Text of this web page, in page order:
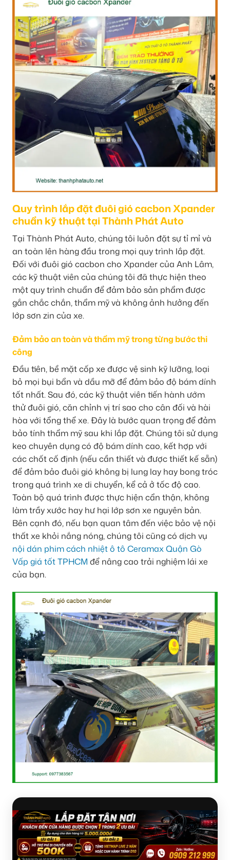
Quy trình lắp đặt đuôi gió cacbon Xpander
chuẩn kỹ thuật tại Thành Phát Auto
Tại Thành Phát Auto, chúng tôi luôn đặt sự tỉ mỉ và
an toàn lên hàng đầu trong mọi quy trình lắp đặt.
Đối với đuôi gió cacbon cho Xpander của Anh Lâm,
các kỹ thuật viên của chúng tôi đã thực hiện theo
một quy trình chuẩn để đảm bảo sản phẩm được
gắn chắc chắn, thẩm mỹ và không ảnh hưởng đến
lớp sơn zin của xe.
Đảm bảo an toàn và thẩm mỹ trong từng bước thi
công
Đầu tiên, bề mặt cốp xe được vệ sinh kỹ lưỡng, loại
bỏ mọi bụi bẩn và dầu mỡ để đảm bảo độ bám dính
tốt nhất. Sau đó, các kỹ thuật viên tiến hành ướm
thử đuôi gió, căn chỉnh vị trí sao cho cân đối và hài
hòa với tổng thể xe. Đây là bước quan trọng để đảm
bảo tính thẩm mỹ sau khi lắp đặt. Chúng tôi sử dụng
keo chuyên dụng có độ bám dính cao, kết hợp với
các chốt cố định (nếu cần thiết và được thiết kế sẵn)
để đảm bảo đuôi gió không bị lung lay hay bong tróc
trong quá trình xe di chuyển, kể cả ở tốc độ cao.
Toàn bộ quá trình được thực hiện cẩn thận, không
làm trầy xước hay hư hại lớp sơn xe nguyên bản.
Bên cạnh đó, nếu bạn quan tâm đến việc bảo vệ nội
thất xe khỏi nắng nóng, chúng tôi cũng có dịch vụ
nội dán phim cách nhiệt ô tô Ceramax Quận Gò
Vấp giá tốt TPHCM để nâng cao trải nghiệm lái xe
của bạn.